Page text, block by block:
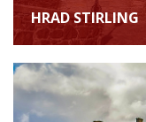
HRAD STIRLING